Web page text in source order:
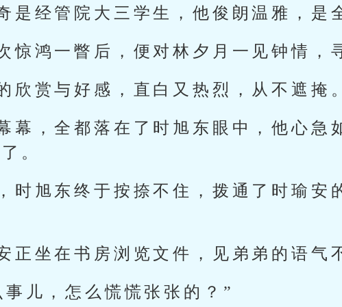
是经管院大三学生，他俊朗温雅，是
惊鸿一瞥后，便对林夕月一见钟情，
欣赏与好感，直白又热烈，从不遮掩。
幕，全都落在了时旭东眼中，他心急
。
时旭东终于按捺不住，拨通了时瑜安
正坐在书房浏览文件，见弟弟的语气
事儿，怎么慌慌张张的？”